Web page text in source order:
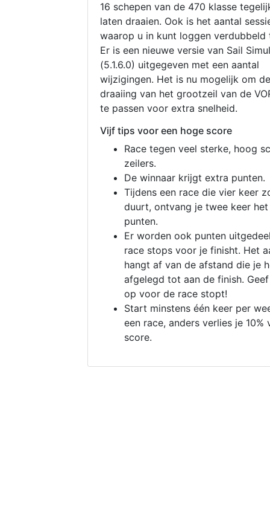
16 schepen van de 470 klasse
laten draaien. Ook is het aantal
waarop u in kunt loggen verdubbeld
Er is een nieuwe versie van Sail
(5.1.6.0) uitgegeven met een aantal
wijzigingen. Het is nu mogelijk om de
draaiing van het grootzeil van de
te passen voor extra snelheid.
Vijf tips voor een hoge score
Race tegen veel sterke, hoog
zeilers.
De winnaar krijgt extra punten.
Tijdens een race die vier keer
duurt, ontvang je twee keer
punten.
Er worden ook punten
race stops voor je finisht. Het
hangt af van de afstand die je
afgelegd tot aan de finish.
op voor de race stopt!
Start minstens één keer per
een race, anders verlies je 10%
score.